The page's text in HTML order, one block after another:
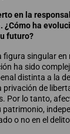
en la
¿Cómo ha
futuro?
figura singular en
ha sido
distinta a la
privación de
Por lo tanto,
patrimonio,
o no en el